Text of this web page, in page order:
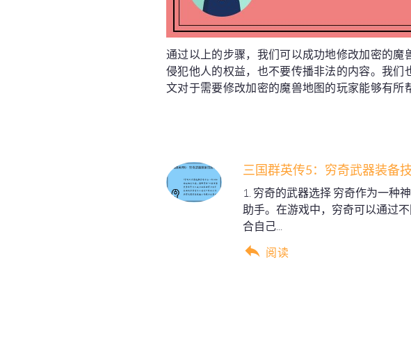
通过以上的步骤，我们可以成功地修改加密的
侵犯他人的权益，也不要传播非法的内容。我
文对于需要修改加密的魔兽地图的玩家能够有所
三国群英传5：穷奇武器装备
1. 穷奇的武器选择 穷奇作为一种
助手。在游戏中，穷奇可以通过
合自己...
阅读